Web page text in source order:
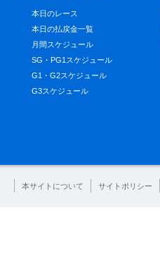
本日のレース
本日の払戻金一覧
月間スケジュール
SG・PG1スケジュール
G1・G2スケジュール
G3スケジュール
本サイトについて サイトポリシー